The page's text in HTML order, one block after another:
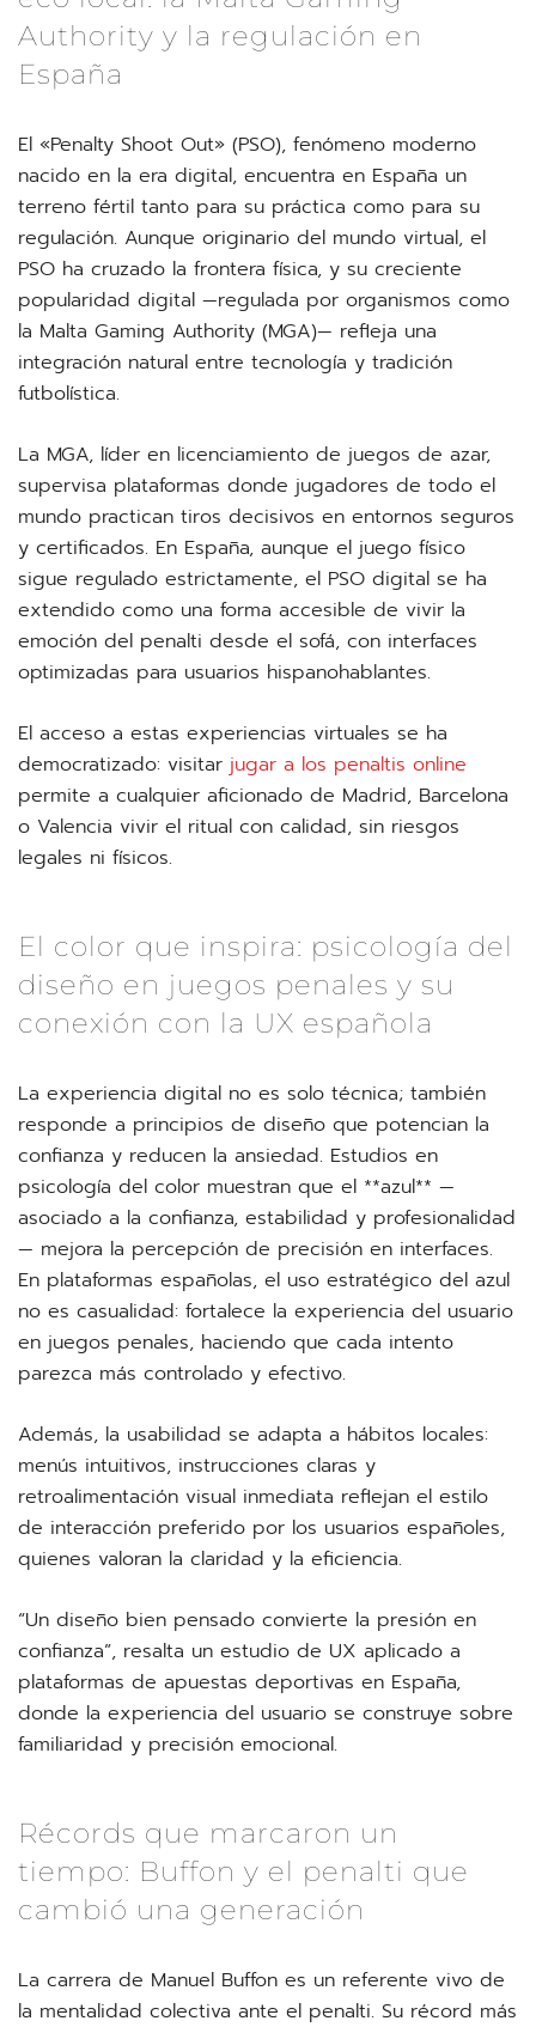
Authority y la regulación en
España
El «Penalty Shoot Out» (PSO), fenómeno moderno
nacido en la era digital, encuentra en España un
terreno fértil tanto para su práctica como para su
regulación. Aunque originario del mundo virtual, el
PSO ha cruzado la frontera física, y su creciente
popularidad digital —regulada por organismos como
la Malta Gaming Authority (MGA)— refleja una
integración natural entre tecnología y tradición
futbolística.
La MGA, líder en licenciamiento de juegos de azar,
supervisa plataformas donde jugadores de todo el
mundo practican tiros decisivos en entornos seguros
y certificados. En España, aunque el juego físico
sigue regulado estrictamente, el PSO digital se ha
extendido como una forma accesible de vivir la
emoción del penalti desde el sofá, con interfaces
optimizadas para usuarios hispanohablantes.
El acceso a estas experiencias virtuales se ha
democratizado: visitar jugar a los penaltis online
permite a cualquier aficionado de Madrid, Barcelona
o Valencia vivir el ritual con calidad, sin riesgos
legales ni físicos.
El color que inspira: psicología del
diseño en juegos penales y su
conexión con la UX española
La experiencia digital no es solo técnica; también
responde a principios de diseño que potencian la
confianza y reducen la ansiedad. Estudios en
psicología del color muestran que el **azul** —
asociado a la confianza, estabilidad y profesionalidad
— mejora la percepción de precisión en interfaces.
En plataformas españolas, el uso estratégico del azul
no es casualidad: fortalece la experiencia del usuario
en juegos penales, haciendo que cada intento
parezca más controlado y efectivo.
Además, la usabilidad se adapta a hábitos locales:
menús intuitivos, instrucciones claras y
retroalimentación visual inmediata reflejan el estilo
de interacción preferido por los usuarios españoles,
quienes valoran la claridad y la eficiencia.
“Un diseño bien pensado convierte la presión en
confianza”, resalta un estudio de UX aplicado a
plataformas de apuestas deportivas en España,
donde la experiencia del usuario se construye sobre
familiaridad y precisión emocional.
Récords que marcaron un
tiempo: Buffon y el penalti que
cambió una generación
La carrera de Manuel Buffon es un referente vivo de
la mentalidad colectiva ante el penalti. Su récord más